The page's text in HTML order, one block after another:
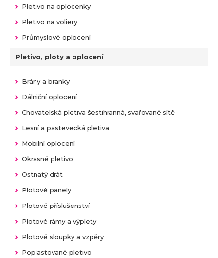
Pletivo na oplocenky
Pletivo na voliery
Průmyslové oplocení
Pletivo, ploty a oplocení
Brány a branky
Dálniční oplocení
Chovatelská pletiva šestihranná, svařované sítě
Lesní a pastevecká pletiva
Mobilní oplocení
Okrasné pletivo
Ostnatý drát
Plotové panely
Plotové příslušenství
Plotové rámy a výplety
Plotové sloupky a vzpěry
Poplastované pletivo